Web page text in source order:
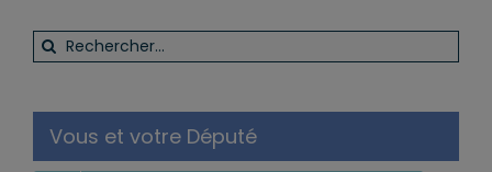
Rechercher:
Vous et votre Député